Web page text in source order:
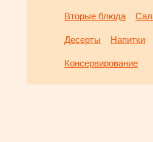
Вторые блюда
Десерты Напитки
Консервирование